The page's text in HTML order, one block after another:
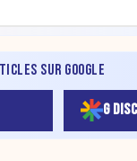
SUR GOOGLE
G